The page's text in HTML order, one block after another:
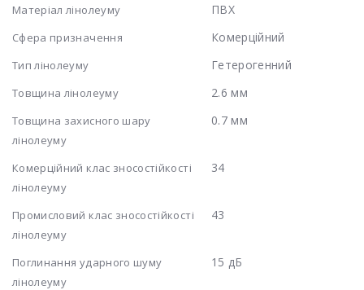
Матеріал лінолеуму ПВХ
Сфера призначення Комерційний
Тип лінолеуму Гетерогенний
Товщина лінолеуму 2.6 мм
Товщина захисного шару
лінолеуму
0.7 мм
Комерційний клас зносостійкості
лінолеуму
34
Промисловий клас зносостійкості
лінолеуму
43
Поглинання ударного шуму
лінолеуму
15 дБ